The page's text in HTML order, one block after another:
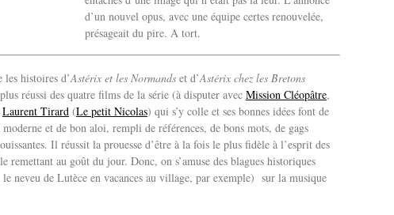
d’un nouvel opus, avec une équipe certes renouvelée,
présageait du pire. A tort.
histoires d’Astérix et les Normands et d’Astérix chez les Bretons
réussi des quatre films de la série (à disputer avec Mission Cléopâtre,
Laurent Tirard (Le petit Nicolas) qui s’y colle et ses bonnes idées font de
et de bon aloi, rempli de références, de bons mots, de gags
Il réussit la prouesse d’être à la fois le plus fidèle à l’esprit des
remettant au goût du jour. Donc, on s’amuse des blagues historiques
neveu de Lutèce en vacances au village, par exemple) sur la musique